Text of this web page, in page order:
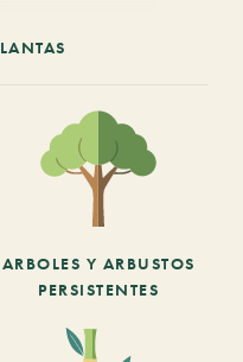
ARBOLES Y ARBUSTOS
PERSISTENTES